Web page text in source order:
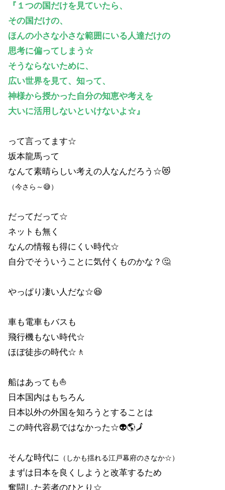
『１つの国だけを見ていたら、
その国だけの、
ほんの小さな小さな範囲にいる人達だけの
思考に偏ってしまう☆
そうならないために、
広い世界を見て、知って、
神様から授かった自分の知恵や考えを
大いに活用しないといけないよ☆』
って言ってます☆
坂本龍馬って
なんて素晴らしい考えの人なんだろう☆😻
（今さら～😅）
だってだって☆
ネットも無く
なんの情報も得にくい時代☆
自分でそういうことに気付くものかな？🤔
やっぱり凄い人だな☆😆
車も電車もバスも
飛行機もない時代☆
ほぼ徒歩の時代☆🚶
船はあっても⛵
日本国内はもちろん
日本以外の外国を知ろうとすることは
この時代容易ではなかった☆👽🌎🗾
そんな時代に （しかも揺れる江戸幕府のさなか☆）
まずは日本を良くしようと改革するため
奮闘した若者のひとり☆